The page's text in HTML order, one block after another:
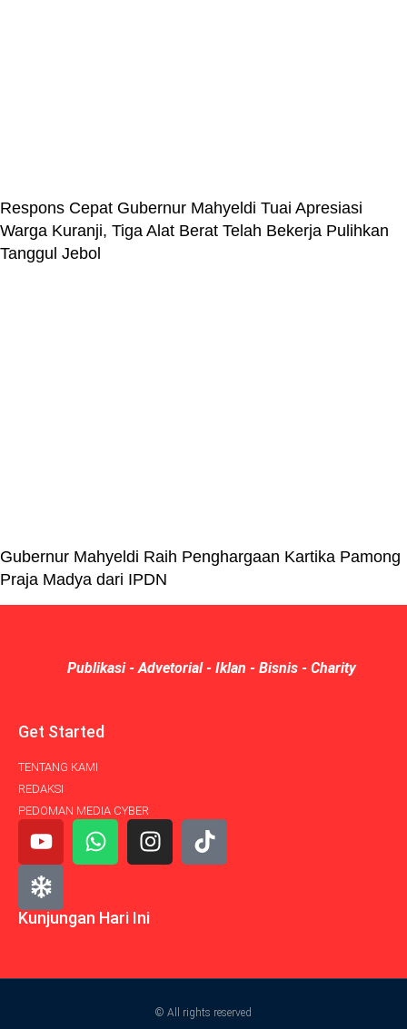
Respons Cepat Gubernur Mahyeldi Tuai Apresiasi
Warga Kuranji, Tiga Alat Berat Telah Bekerja Pulihkan
Tanggul Jebol
Gubernur Mahyeldi Raih Penghargaan Kartika Pamong
Praja Madya dari IPDN
Publikasi - Advetorial - Iklan - Bisnis - Charity
Get Started
TENTANG KAMI
REDAKSI
PEDOMAN MEDIA CYBER
Kunjungan Hari Ini
© All rights reserved